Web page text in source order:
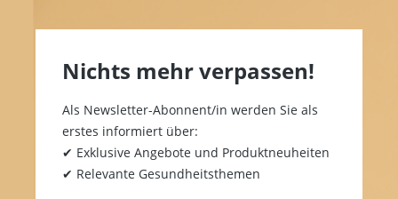
Nichts mehr verpassen!
Als Newsletter-Abonnent/in werden Sie als
erstes informiert über:
✔ Exklusive Angebote und Produktneuheiten
✔ Relevante Gesundheitsthemen